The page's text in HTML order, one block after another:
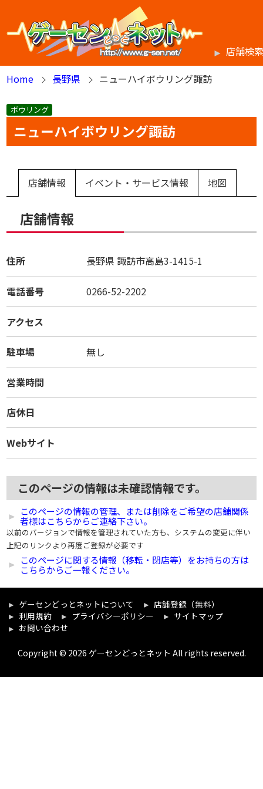
店舗検
Home
長野県 ニューハイボウリング諏訪
ボウリング
ニューハイボウリング諏訪
店舗情報 イベント・サービス情報 地図
店舗情報
住所 長野県 諏訪市高島3-1415-1
電話番号 0266-52-2202
アクセス
駐車場 無し
営業時間
店休日
Webサイト
このページの情報は未確認情報です。
このページの情報の管理、または削除をご希望の店舗関係
者様はこちらからご連絡下さい。
以前のバージョンで情報を管理されていた方も、システムの変更に伴い
上記のリンクより再度ご登録が必要です
このページに関する情報（移転・閉店等）をお持ちの方は
こちらからご一報ください。
ゲーセンどっとネットについて
店舗登録（無料）
利用規約
プライバシーポリシー
サイトマップ
お問い合わせ
Copyright © 2026 ゲーセンどっとネット All rights reserved.